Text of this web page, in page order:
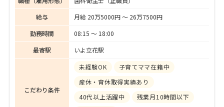
給与
月給 20万5000円 〜 26万7500円
勤務時間
08:15 〜 18:00
最寄駅
いよ立花駅
こだわり条件
未経験OK
子育てママ在籍中
産休・育休取得実績あり
40代以上活躍中
残業月10時間以下